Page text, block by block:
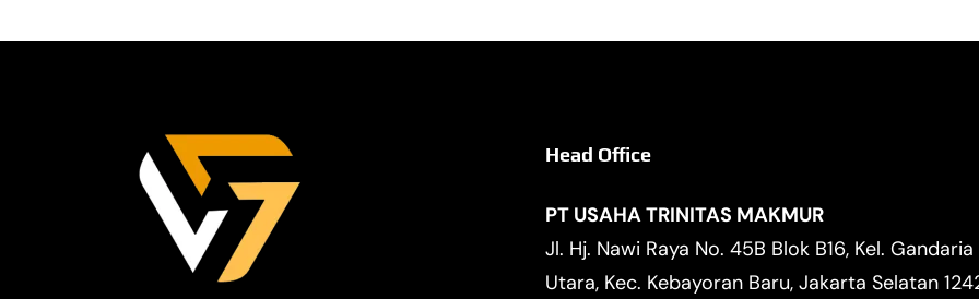
Head Office
PT USAHA TRINITAS MAKMUR
Jl. Hj. Nawi Raya No. 45B Blok B16, Kel. Gandaria
Utara, Kec. Kebayoran Baru, Jakarta Selatan